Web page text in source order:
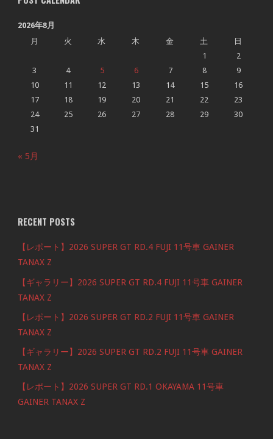
2026年8月
月
火 水 木 金 土
日
1
2
3
4 5 6 7 8
9
10
11 12 13 14 15
16
17
18 19 20 21 22
23
24
25 26 27 28 29
30
31
« 5月
RECENT POSTS
【レポート】2026 SUPER GT RD.4 FUJI 11号車 GAINER
TANAX Z
【ギャラリー】2026 SUPER GT RD.4 FUJI 11号車 GAINER
TANAX Z
【レポート】2026 SUPER GT RD.2 FUJI 11号車 GAINER
TANAX Z
【ギャラリー】2026 SUPER GT RD.2 FUJI 11号車 GAINER
TANAX Z
【レポート】2026 SUPER GT RD.1 OKAYAMA 11号車
GAINER TANAX Z